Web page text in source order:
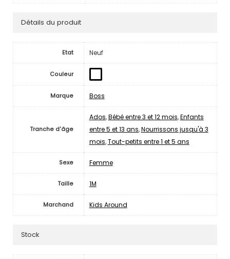
Détails du produit
Etat Neuf
Couleur
Marque Boss
Tranche d'âge
Ados,Bébé entre 3 et 12 mois,Enfants
entre 5 et 13 ans,Nourrissons jusqu'à 3
mois,Tout-petits entre 1 et 5 ans
Sexe Femme
Taille 1M
Marchand Kids Around
Stock